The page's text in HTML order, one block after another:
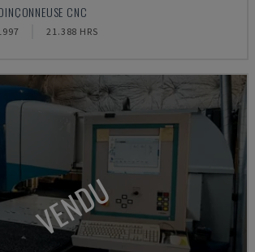
CNC
21.388 HRS
VENDU